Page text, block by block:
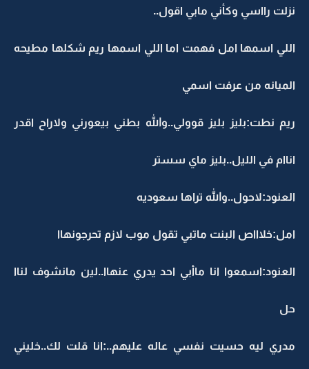
نزلت رااسي وكأني مابي اقول..
اللي اسمها امل فهمت اما اللي اسمها ريم شكلها مطيحه
الميانه من عرفت اسمي
ريم نطت:بليز بليز قوولي..والله بطني بيعورني ولاراح اقدر
اناام في الليل..بليز ماي سستر
العنود:لاحول..والله تراها سعوديه
امل:خلاااص البنت ماتبي تقول موب لازم تحرجونهاا
العنود:اسمعوا انا ماأبي احد يدري عنهاا..لين مانشوف لناا
حل
مدري ليه حسيت نفسي عاله عليهم..:انا قلت لك..خليني